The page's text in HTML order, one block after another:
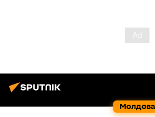
Молдова